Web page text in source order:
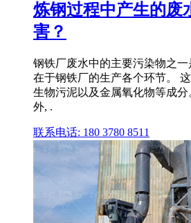
炼钢过程中产生的废
害？
钢铁厂废水中的主要污染物之
在于钢铁厂的生产各个环节。
生物污泥以及金属氧化物等成
外, .
联系电话: 180 3780 8511